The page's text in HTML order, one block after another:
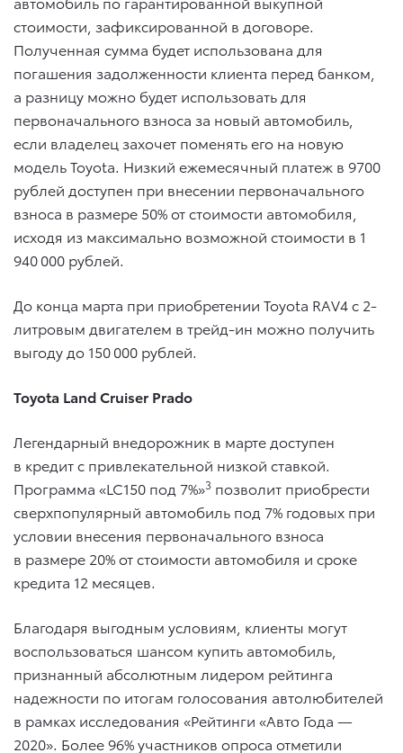
стоимости, зафиксированной в договоре.
Полученная сумма будет использована для
погашения задолженности клиента перед банком,
а разницу можно будет использовать для
первоначального взноса за новый автомобиль,
если владелец захочет поменять его на новую
модель Toyota. Низкий ежемесячный платеж в 9700
рублей доступен при внесении первоначального
взноса в размере 50% от стоимости автомобиля,
исходя из максимально возможной стоимости в 1
940 000 рублей.
До конца марта при приобретении Toyota RAV4 с 2-
литровым двигателем в трейд-ин можно получить
выгоду до 150 000 рублей.
Toyota Land Cruiser Prado
Легендарный внедорожник в марте доступен
в кредит с привлекательной низкой ставкой.
Программа «LC150 под 7%»3 позволит приобрести
сверхпопулярный автомобиль под 7% годовых при
условии внесения первоначального взноса
в размере 20% от стоимости автомобиля и сроке
кредита 12 месяцев.
Благодаря выгодным условиям, клиенты могут
воспользоваться шансом купить автомобиль,
признанный абсолютным лидером рейтинга
надежности по итогам голосования автолюбителей
в рамках исследования «Рейтинги «Авто Года —
2020». Более 96% участников опроса отметили